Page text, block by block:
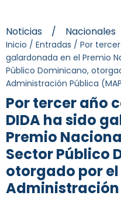
Noticias / Nacionales
Inicio / Entradas / Por
galardonada en el Premio
Público Dominicano,
Administración Pública
Por tercer año
DIDA ha sido
Premio
Sector Público
otorgado por
Administración